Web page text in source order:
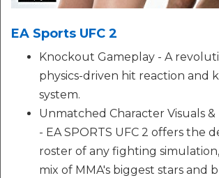
EA Sports UFC 2
Knockout Gameplay - A
physics-driven hit reaction and
system.
Unmatched Character Visuals
- EA SPORTS UFC 2 offers the
roster of any fighting
mix of MMA's biggest stars and